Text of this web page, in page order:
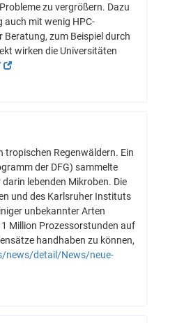
zu vergrößern. Dazu
mit wenig HPC-
zum Beispiel durch
wirken die Universitäten
tropischen Regenwäldern. Ein
der DFG) sammelte
lebenden Mikroben. Die
und des Karlsruher Instituts
unbekannter Arten
Million Prozessorstunden auf
handhaben zu können,
news/detail/News/neue-